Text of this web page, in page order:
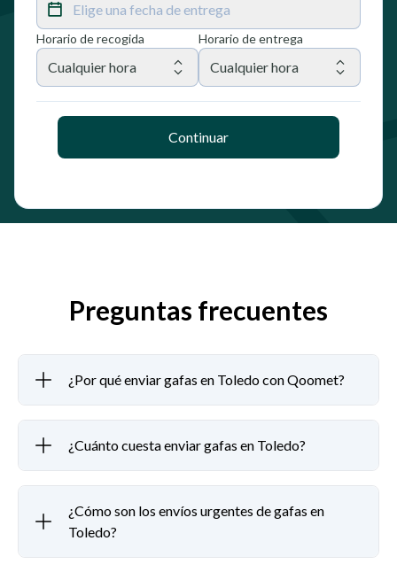
Elige una fecha de entrega
Horario de recogida
Cualquier hora
Horario de entrega
Cualquier hora
Continuar
Preguntas frecuentes
¿Por qué enviar gafas en Toledo con Qoomet?
¿Cuánto cuesta enviar gafas en Toledo?
¿Cómo son los envíos urgentes de gafas en
Toledo?